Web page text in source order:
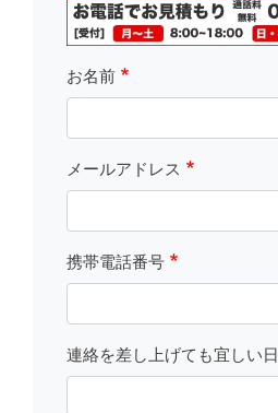
お名前
メールアドレス
携帯電話番号
連絡を差し上げても宜しい日